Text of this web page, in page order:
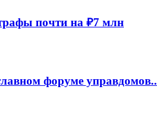
почти на ₽7 млн
форуме управдомов..